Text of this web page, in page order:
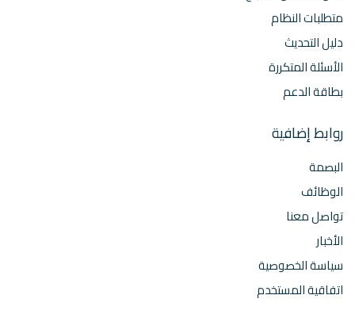
متطلبات النظام
دليل التحديث
الأسئلة المتكررة
بطاقة الدعم
روابط إضافية
البصمة
الوظائف
تواصل معنا
الأخبار
سياسة الخصوصية
اتفاقية المستخدم